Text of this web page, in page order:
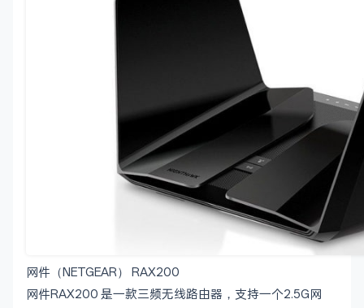
网件（NETGEAR） RAX200
网件RAX200 是一款三频无线路由器，支持一个2.5G网